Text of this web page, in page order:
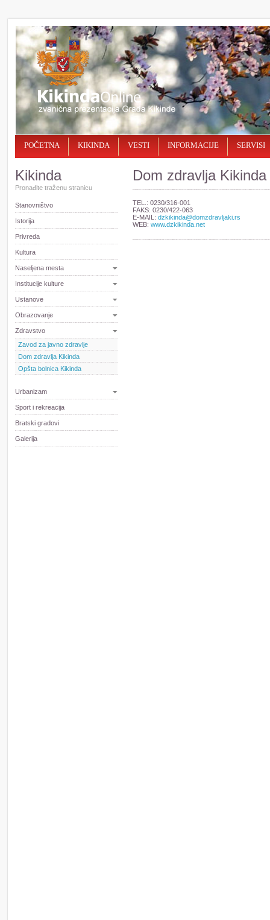
POČETNA KIKINDA VESTI INFORMACIJE SERVISI
Kikinda
Pronađite traženu stranicu
Stanovništvo
Istorija
Privreda
Kultura
Naselјena mesta
Institucije kulture
Ustanove
Obrazovanje
Zdravstvo
Zavod za javno zdravlјe
Dom zdravlјa Kikinda
Opšta bolnica Kikinda
Urbanizam
Sport i rekreacija
Bratski gradovi
Galerija
Dom zdravlјa Kikinda
TEL.: 0230/316-001
FAKS: 0230/422-063
E-MAIL: dzkikinda@domzdravljaki.rs
WEB: www.dzkikinda.net